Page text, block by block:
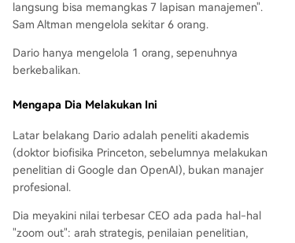
langsung bisa memangkas 7 lapisan manajemen".
Sam Altman mengelola sekitar 6 orang.
Dario hanya mengelola 1 orang, sepenuhnya
berkebalikan.
Mengapa Dia Melakukan Ini
Latar belakang Dario adalah peneliti akademis
(doktor biofisika Princeton, sebelumnya melakukan
penelitian di Google dan OpenAI), bukan manajer
profesional.
Dia meyakini nilai terbesar CEO ada pada hal-hal
"zoom out": arah strategis, penilaian penelitian,